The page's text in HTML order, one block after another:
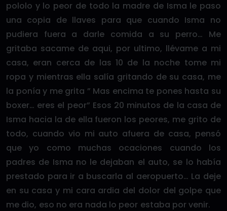
pololo y lo peor de todo la madre de Isma le paso
una copia de llaves para que cuando Isma no
pudiera fuera a darle comida a su perro… Me
gritaba sacame de aqui, por ultimo, llévame a mi
casa, eran cerca de las 10 de la noche tome mi
ropa y mientras ella salía gritando de su casa, me
la ponía y me grita ” Mas encima te pones hasta su
boxer… eres el peor” Esos 20 minutos de la casa de
Isma hacia la de ella fueron los peores, me grito de
todo, cuando vio mi auto afuera de casa, pensó
que yo como muchas ocaciones cuando los
padres de Isma no le dejaban el auto, se lo había
prestado para ir a buscarla al aeropuerto… La deje
en su casa y mi cara ardia del dolor del golpe que
me dio, eso no era nada lo peor estaba por venir.